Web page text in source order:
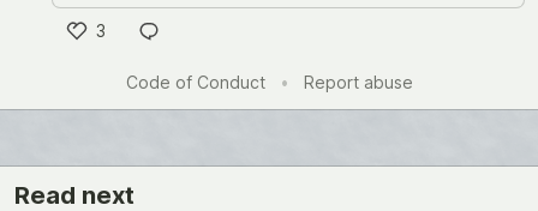
3
Code of Conduct
• Report abuse
Read next